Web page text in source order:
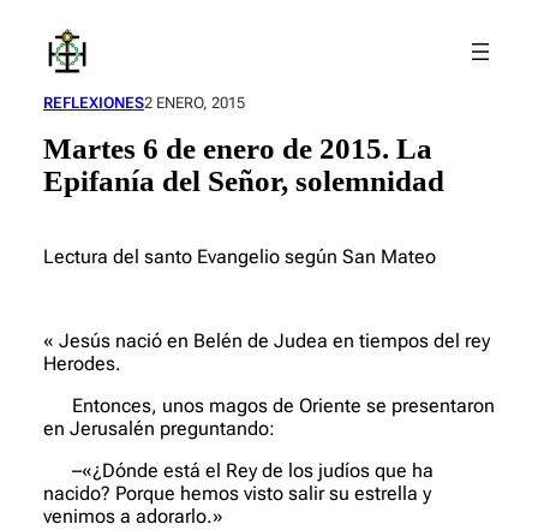
contenido
REFLEXIONES2 ENERO, 2015
Martes 6 de enero de 2015. La
Epifanía del Señor, solemnidad
Lectura del santo Evangelio según San Mateo
« Jesús nació en Belén de Judea en tiempos del rey
Herodes.
Entonces, unos magos de Oriente se presentaron
en Jerusalén preguntando:
–«¿Dónde está el Rey de los judíos que ha
nacido? Porque hemos visto salir su estrella y
venimos a adorarlo.»